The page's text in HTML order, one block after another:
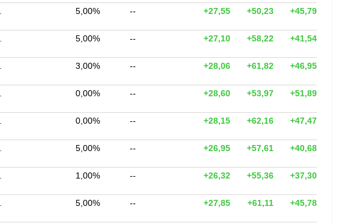
5,00% -- +27,55 +50,23 +45,79
5,00% -- +27,10 +58,22 +41,54
3,00% -- +28,06 +61,82 +46,95
0,00% -- +28,60 +53,97 +51,89
0,00% -- +28,15 +62,16 +47,47
5,00% -- +26,95 +57,61 +40,68
1,00% -- +26,32 +55,36 +37,30
5,00% -- +27,85 +61,11 +45,78